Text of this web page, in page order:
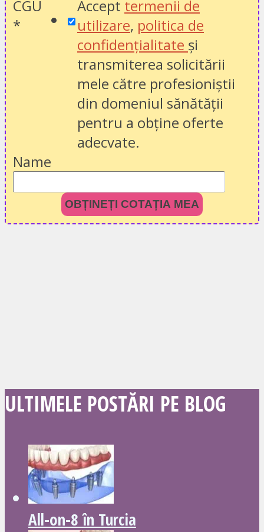
CGU
*
Accept termenii de
utilizare, politica de
confidențialitate și
transmiterea solicitării
mele către profesioniștii
din domeniul sănătății
pentru a obține oferte
adecvate.
Name
OBȚINEȚI COTAȚIA MEA
ULTIMELE POSTĂRI PE BLOG
All-on-8 în Turcia